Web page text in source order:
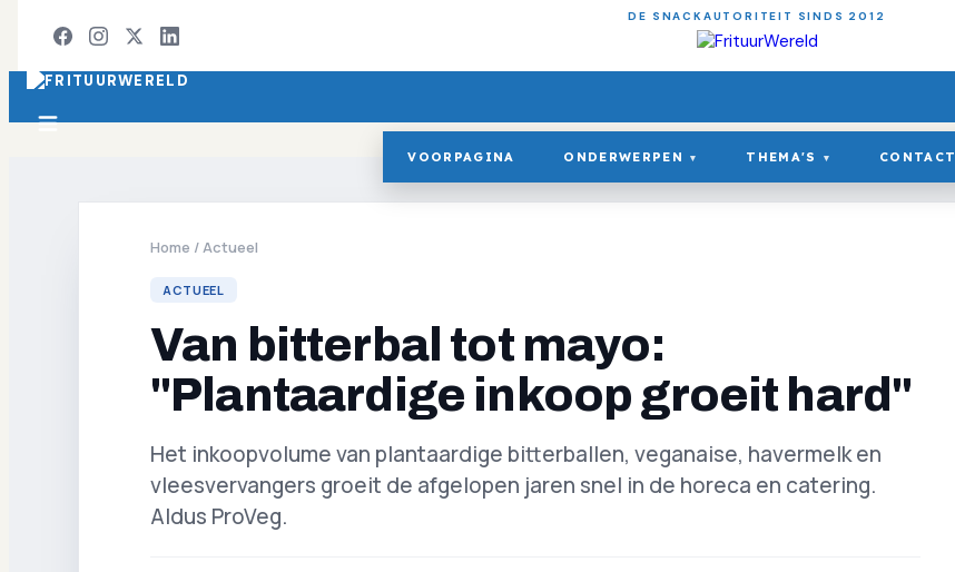
DE SNACKAUTORITEIT SINDS 2012
VOORPAGINA ONDERWERPEN ▾ THEMA'S ▾ CONTACT
Home /Actueel
ACTUEEL
Van bitterbal tot mayo:
"Plantaardige inkoop groeit hard"
Het inkoopvolume van plantaardige bitterballen, veganaise, havermelk en
vleesvervangers groeit de afgelopen jaren snel in de horeca en catering.
Aldus ProVeg.